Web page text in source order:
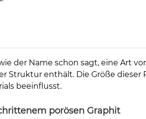
der Name schon sagt, eine Art
Struktur enthält. Die Größe dieser
beeinflusst.
porösen Graphit